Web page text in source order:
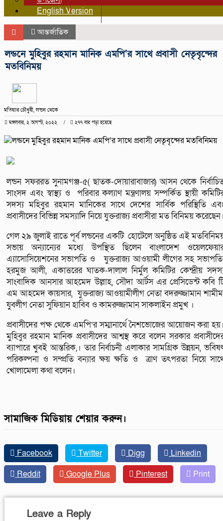
English Version
আন্তর্জাতিক
লন্ডনে মুহিবুর রহমান মানিক এমপি‘র সাথে প্রবাসী নেতৃবৃন্দের
মতবিনিময়
মতিয়ার চৌধুরী, লন্ডন থেকে
মঙ্গলবার, ২ আগস্ট, ২০২২ ২৭৭ বার পড়া হয়েছে
লন্ডন সফররত সুনামগঞ্জ-৫( ছাতক-দোয়ারাবাজার) আসন থেকে
সাংসদ এবং স্বাস্থ্য ও পরিবার কল্যাণ মন্ত্রণালয় সম্পর্কিত স্থায়ী
সদস্য মহিবুর রহমান মানিকের সাথে দেশের সার্বিক পরিস্থিতি
প্রবাসীদের বিভিন্ন সমস্যাদি নিয়ে যুক্তরাজ্য প্রবাসীরা মত বিনিময়
গেল ২৯ জুলাই রাতে পূর্ব লন্ডনের একটি হোটেলে অনুষ্ঠিত এই
সভায় অন্যান্যের মধ্যে উপস্থিত ছিলেন বাংলাদেশ
এ্যাসোসিয়েশনের সভাপতি ও যুক্তরাজ্য আওয়ামী লীগের সহ
হরমুজ আলী, একাত্তরের ঘাতক-দালাল নির্মুল কমিটির কেন্দ্রীয়
সাংবাদিক আনসার আহমেদ উল্লাহ, সৌদা আর্টস এর প্রেসিডেন্ট কবি
এম আহমেদ কায়সার, যুক্তরাজ্য আওয়ামীলীগ নেতা বদরুজ্জামান
যুবলীগ নেতা সুফিয়ান হাবিব ও কামরুজ্জামান সাকলাইন প্রমুখ ।
প্রবাসীদের পক্ষ থেকে এমপি‘র সম্মানার্থে নৈশভোজের আয়োজন করা
মুহিবুর রহমান মানিক প্রবাসীদের আশ্বস্থ করে বলেন সরকার
ব্যাপারে খুবই আন্তরিক,। তার নির্বাচনী এলাকার সামগ্রিক উন্নয়ন,
পরিকল্পনা ও সম্প্রতি বন্যার ক্ষয় ক্ষতি ও ত্রাণ তৎপরতা নিয়ে
খোলামেলা কথা বলেন।
সামাজিক মিডিয়ায় শেয়ার করুন।
Facebook Twitter Digg
Linkedin
Reddit
Google Plus Pinterest Print
Leave a Reply